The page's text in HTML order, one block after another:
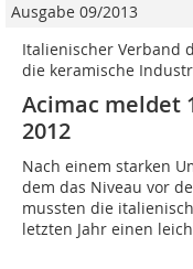
Ausgabe 09/2013
Italienischer Verband
die keramische
Acimac meldet
2012
Nach einem starken
dem das Niveau vor
mussten die
letzten Jahr einen